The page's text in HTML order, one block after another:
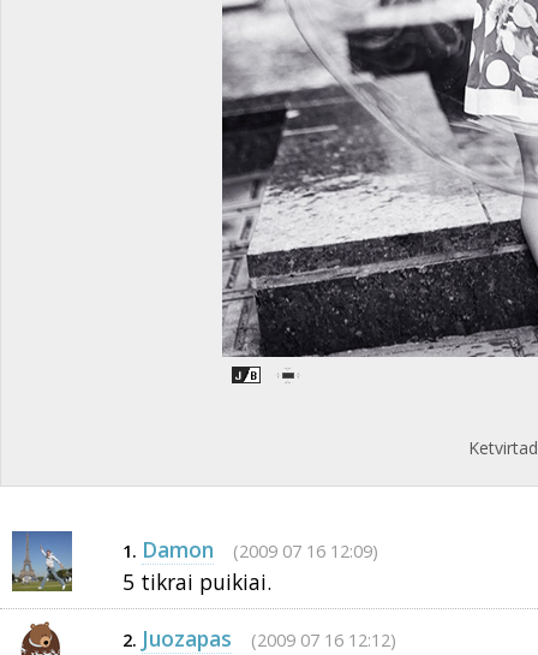
1. Damon (2009 07 16 12:09)
5 tikrai puikiai.
2. Juozapas (2009 07 16 12:12)